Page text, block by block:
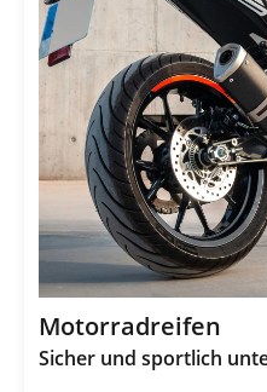
Motorradreifen
Sicher und sportlich